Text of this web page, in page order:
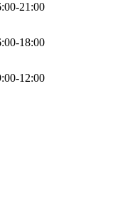
21:00
18:00
12:00